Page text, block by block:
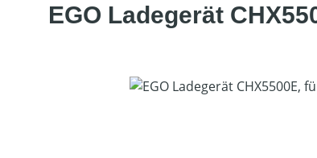
EGO Ladegerät
Bildergalerie überspringen